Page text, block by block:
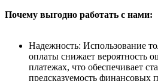
Почему выгодно работать с нами:
Надежность: Использование
оплаты снижает вероятность
платежах, что обеспечивает
предсказуемость финансовых